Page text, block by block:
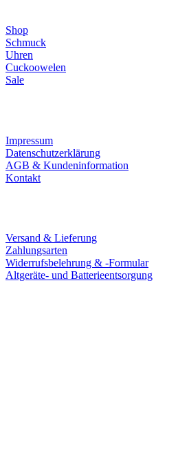
Shop
Schmuck
Uhren
Cuckoowelen
Sale
Impressum
Datenschutzerklärung
AGB & Kundeninformation
Kontakt
Versand & Lieferung
Zahlungsarten
Widerrufsbelehrung & -Formular
Altgeräte- und Batterieentsorgung